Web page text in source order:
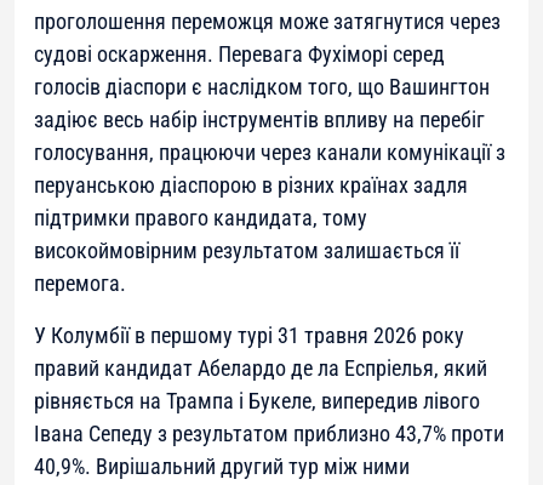
проголошення переможця може затягнутися через
судові оскарження. Перевага Фухіморі серед
голосів діаспори є наслідком того, що Вашингтон
задіює весь набір інструментів впливу на перебіг
голосування, працюючи через канали комунікації з
перуанською діаспорою в різних країнах задля
підтримки правого кандидата, тому
високоймовірним результатом залишається її
перемога.
У Колумбії в першому турі 31 травня 2026 року
правий кандидат Абелардо де ла Еспріелья, який
рівняється на Трампа і Букеле, випередив лівого
Івана Сепеду з результатом приблизно 43,7% проти
40,9%. Вирішальний другий тур між ними